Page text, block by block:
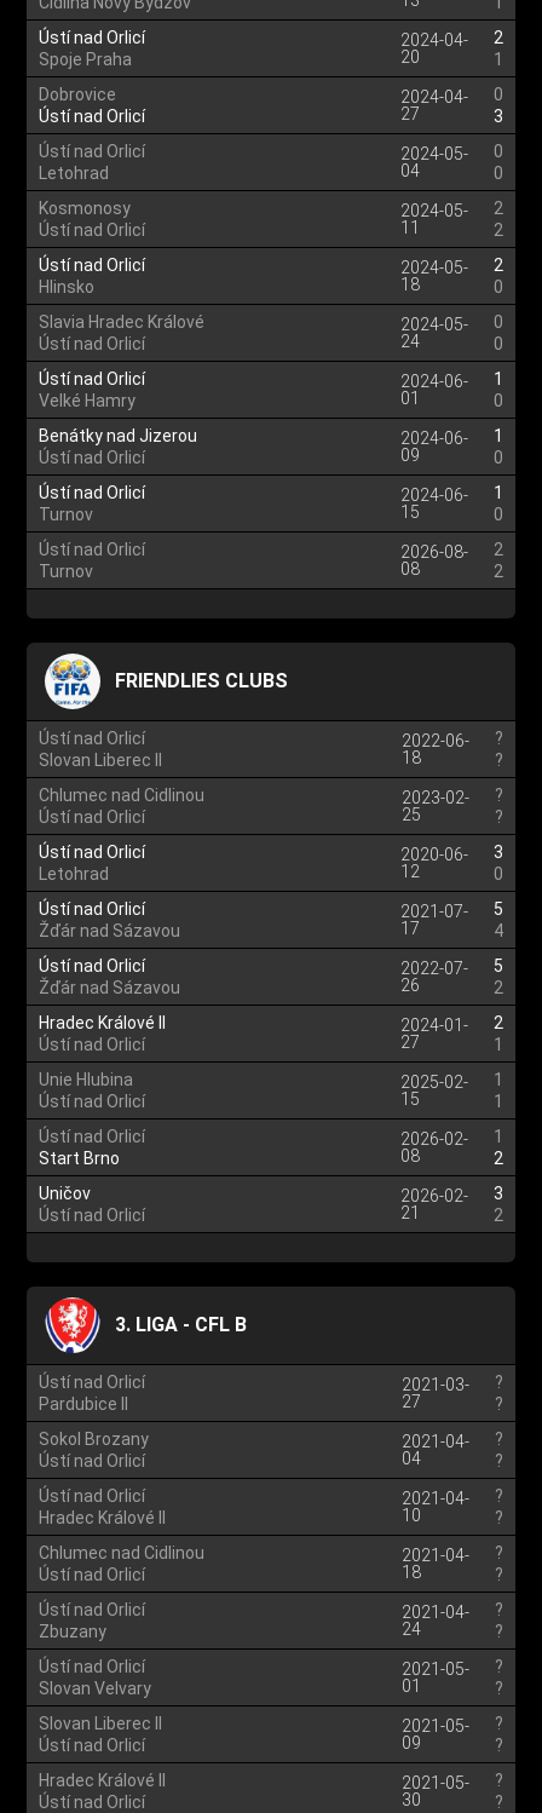
Ústí nad Orlicí
Spoje Praha
2024-04-
20
2
1
Dobrovice
Ústí nad Orlicí
2024-04-
27
0
3
Ústí nad Orlicí
Letohrad
2024-05-
04
0
0
Kosmonosy
Ústí nad Orlicí
2024-05-
11
2
2
Ústí nad Orlicí
Hlinsko
2024-05-
18
2
0
Slavia Hradec Králové
Ústí nad Orlicí
2024-05-
24
0
0
Ústí nad Orlicí
Velké Hamry
2024-06-
01
1
0
Benátky nad Jizerou
Ústí nad Orlicí
2024-06-
09
1
0
Ústí nad Orlicí
Turnov
2024-06-
15
1
0
Ústí nad Orlicí
Turnov
2026-08-
08
2
2
FRIENDLIES CLUBS
Ústí nad Orlicí
Slovan Liberec II
2022-06-
18
?
?
Chlumec nad Cidlinou
Ústí nad Orlicí
2023-02-
25
?
?
Ústí nad Orlicí
Letohrad
2020-06-
12
3
0
Ústí nad Orlicí
Žďár nad Sázavou
2021-07-
17
5
4
Ústí nad Orlicí
Žďár nad Sázavou
2022-07-
26
5
2
Hradec Králové II
Ústí nad Orlicí
2024-01-
27
2
1
Unie Hlubina
Ústí nad Orlicí
2025-02-
15
1
1
Ústí nad Orlicí
Start Brno
2026-02-
08
1
2
Uničov
Ústí nad Orlicí
2026-02-
21
3
2
3. LIGA - CFL B
Ústí nad Orlicí
Pardubice II
2021-03-
27
?
?
Sokol Brozany
Ústí nad Orlicí
2021-04-
04
?
?
Ústí nad Orlicí
Hradec Králové II
2021-04-
10
?
?
Chlumec nad Cidlinou
Ústí nad Orlicí
2021-04-
18
?
?
Ústí nad Orlicí
Zbuzany
2021-04-
24
?
?
Ústí nad Orlicí
Slovan Velvary
2021-05-
01
?
?
Slovan Liberec II
Ústí nad Orlicí
2021-05-
09
?
?
Hradec Králové II
Ústí nad Orlicí
2021-05-
30
?
?